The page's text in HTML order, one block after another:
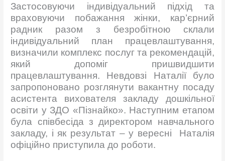
Застосовуючи індивідуальний підхід та
враховуючи побажання жінки, кар’єрний
радник разом з безробітною склали
індивідуальний план працевлаштування,
визначили комплекс послуг та рекомендацій,
який допоміг пришвидшити
працевлаштування. Невдовзі Наталії було
запропоновано розглянути вакантну посаду
асистента вихователя закладу дошкільної
освіти у ЗДО «Пізнайко». Наступним етапом
була співбесіда з директором навчального
закладу, і як результат – у вересні Наталія
офіційно приступила до роботи.